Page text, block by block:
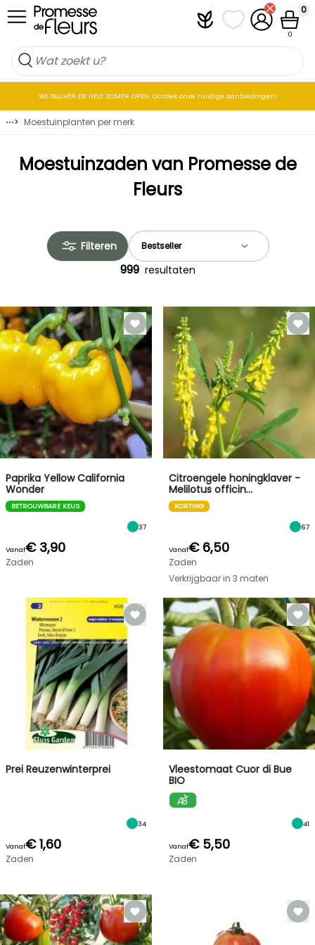
Skip to Content PlantfitMijn Mijn
0
0
WE BLIJVEN DE HELE ZOMER OPEN: Ontdek onze huidige aanbiedingen!
⋯> Moestuinplanten per merk
Moestuinzaden van Promesse de
Fleurs
Filteren
999 resultaten
FLASH-
SALES
Paprika Yellow California
Wonder
BETROUWBARE KEUS
37
Vanaf€ 3,90
Zaden
Citroengele honingklaver -
Melilotus officin…
KORTING
67
Vanaf€ 6,50
Zaden
Verkrijgbaar in 3 maten
Prei Reuzenwinterprei
34
Vanaf€ 1,60
Zaden
Vleestomaat Cuor di Bue
BIO
41
Vanaf€ 5,50
Zaden